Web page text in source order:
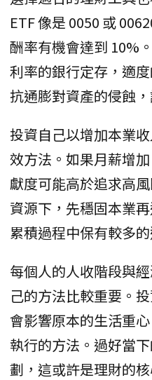
ETF 像是 0050 或
酬率有機會達到 10%
利率的銀行定存，適
抗通膨對資產的侵蝕
投資自己以增加本業
效方法。如果月薪增
獻度可能高於追求高
資源下，先穩固本業
累積過程中保有較多
每個人的人收階段與
己的方法比較重要。
會影響原本的生活重
執行的方法。過好當
劃，這或許是理財的